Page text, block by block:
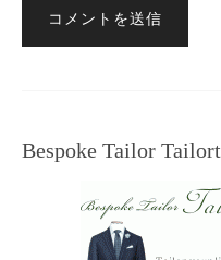
Bespoke Tailor Tailort